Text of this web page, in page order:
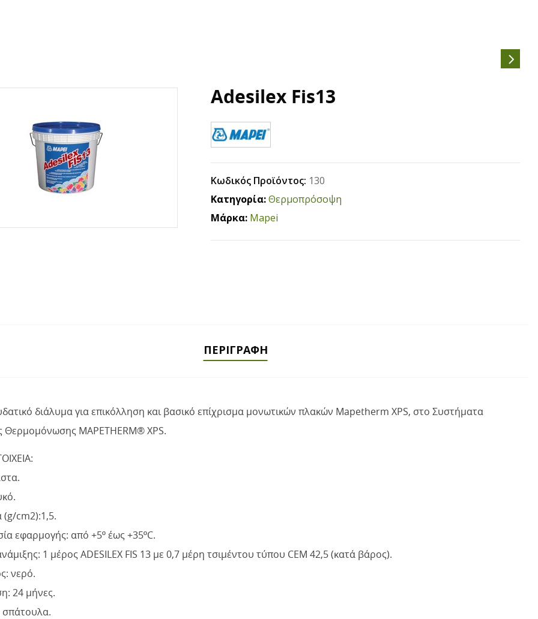
Adesilex Fis13
Κωδικός Προϊόντος: 130
Κατηγορία:Θερμοπρόσοψη
Μάρκα: Mapei
ΠΕΡΙΓΡΑΦΉ
διάλυμα για επικόλληση και βασικό επίχρισμα μονωτικών πλακών Mapetherm ΧPS, στο Συστήματα
Θερμομόνωσης MAPETHERM® ΧPS.
(g/cm2):1,5.
εφαρμογής: από +5º έως +35ºC.
1 μέρος ADESILEX FIS 13 με 0,7 μέρη τσιμέντου τύπου CEM 42,5 (κατά βάρος).
νερό.
24 μήνες.